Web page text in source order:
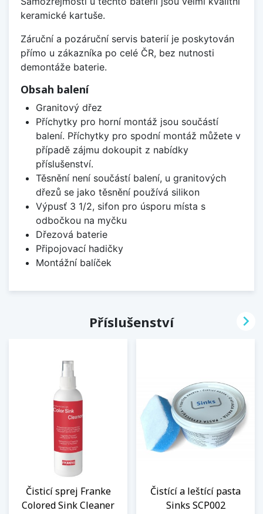
keramické kartuše.
Záruční a pozáruční servis baterií je poskytován
přímo u zákazníka po celé ČR, bez nutnosti
demontáže baterie.
Obsah balení
Granitový dřez
Příchytky pro horní montáž jsou součástí
balení. Příchytky pro spodní montáž můžete v
případě zájmu dokoupit z nabídky
příslušenství.
Těsnění není součástí balení, u granitových
dřezů se jako těsnění používá silikon
Výpusť 3 1/2, sifon pro úsporu místa s
odbočkou na myčku
Dřezová baterie
Připojovací hadičky
Montážní balíček
Příslušenství
Čisticí sprej Franke
Colored Sink Cleaner
Čistící a leštící pasta
Sinks SCP002
